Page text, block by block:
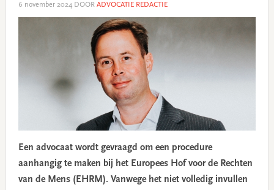
6 november 2024DOOR ADVOCATIE REDACTIE
Een advocaat wordt gevraagd om een procedure
aanhangig te maken bij het Europees Hof voor de Rechten
van de Mens (EHRM). Vanwege het niet volledig invullen